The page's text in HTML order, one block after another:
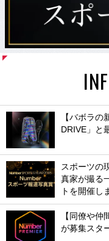
【バボラ
DRIVE」と
スポーツの
真家が撮る
トを開催し
【同僚や
が募集スタ